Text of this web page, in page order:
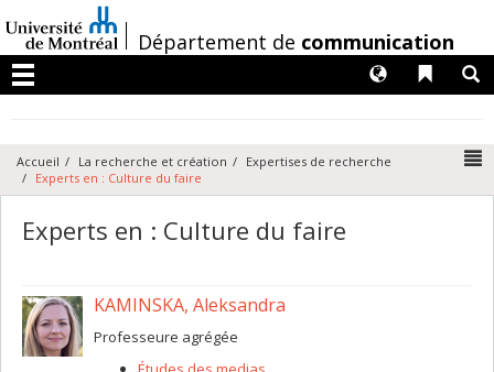
au
contenu
/Département de communication
Menu
Liens
Langues
Accueil La recherche et création
Expertises de recherche
Experts en : Culture du faire
Experts en : Culture du faire
KAMINSKA, Aleksandra
Professeure agrégée